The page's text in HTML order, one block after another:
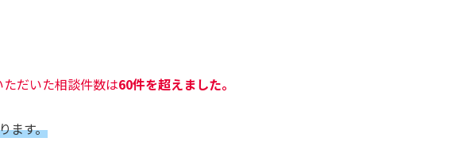
だいた相談件数は60件を超えました。
ます。